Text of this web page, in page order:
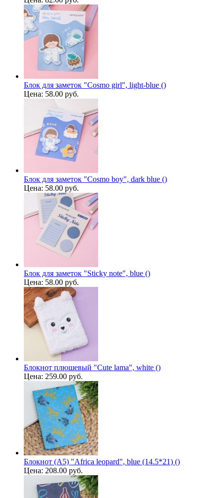
Блок для заметок "Cosmo girl", light-blue ()
Цена: 58.00 руб.
Блок для заметок "Cosmo boy", dark blue ()
Цена: 58.00 руб.
Блок для заметок "Sticky note", blue ()
Цена: 58.00 руб.
Блокнот плюшевый "Cute lama", white ()
Цена: 259.00 руб.
Блокнот (A5) "Africa leopard", blue (14.5*21) ()
Цена: 208.00 руб.